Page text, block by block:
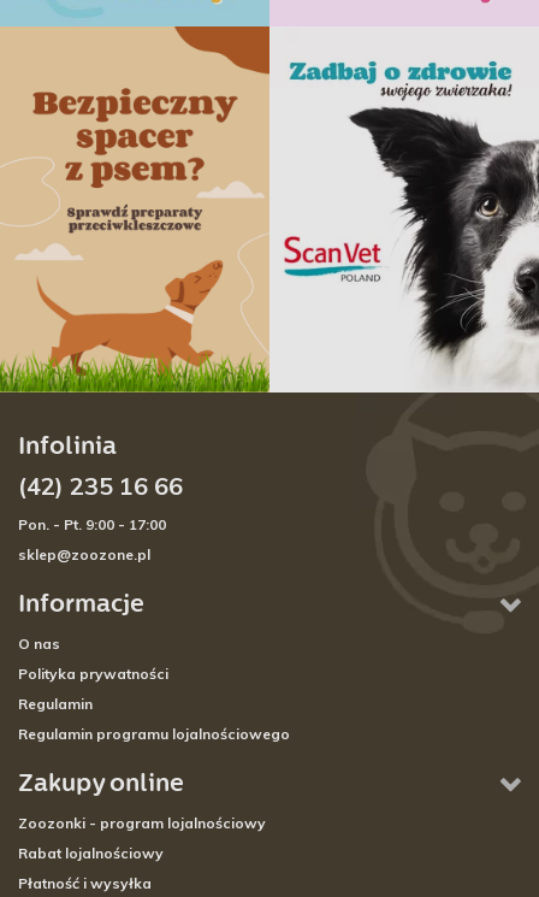
Informacje
O nas
Polityka prywatności
Regulamin
Regulamin programu lojalnościowego
Zakupy online
Zoozonki - program lojalnościowy
Rabat lojalnościowy
Płatność i wysyłka
Infolinia
(42) 235 16 66
Pon. - Pt. 9:00 - 17:00
sklep@zoozone.pl